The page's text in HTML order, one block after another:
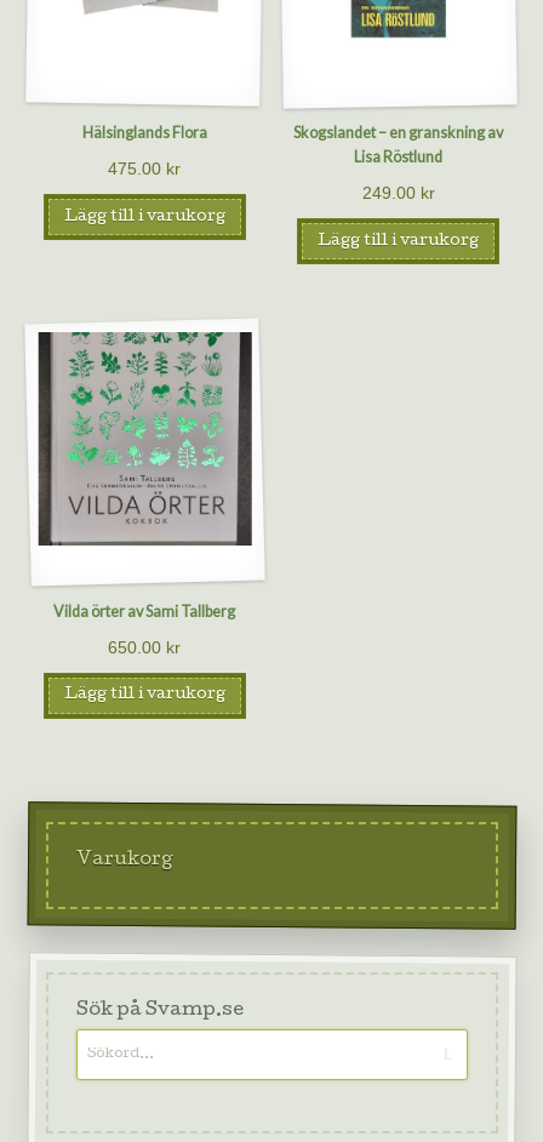
Hälsinglands Flora
475.00 kr
Lägg till i varukorg
Skogslandet – en granskning av
Lisa Röstlund
249.00 kr
Lägg till i varukorg
Vilda örter av Sami Tallberg
650.00 kr
Lägg till i varukorg
Varukorg
Sök på Svamp.se